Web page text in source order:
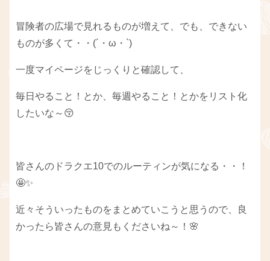
冒険者の広場で見れるものが増えて、でも、できない
ものが多くて・・(´・ω・`)
一度マイページをじっくりと確認して、
毎日やること！とか、毎週やること！とかをリスト化
したいな～😚
皆さんのドラクエ10でのルーティンが気になる・・！
🤩✨
近々そういったものをまとめていこうと思うので、良
かったら皆さんの意見もくださいね～！🌸